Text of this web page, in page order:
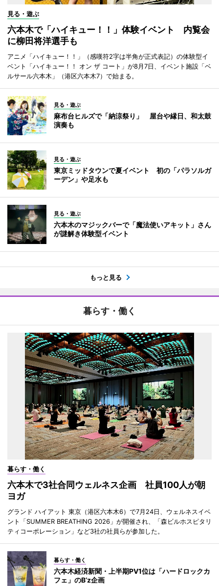
見る・遊ぶ
六本木で「ハイキュー！！」体験イベント 内覧会
に柳田将洋選手も
アニメ「ハイキュー！！」（感嘆符2字は半角が正式表記）の体験型イ
ベント「ハイキュー！！ オン ザ コート」が8月7日、イベント施設「ベ
ルサール六本木」（港区六本木7）で始まる。
見る・遊ぶ
麻布台ヒルズで「納涼祭り」 屋台や縁日、和太鼓
演奏も
見る・遊ぶ
東京ミッドタウンで夏イベント 初の「パラソルガ
ーデン」や足水も
見る・遊ぶ
六本木のマジックバーで「魔法使いアキット」さん
が謎解き体験型イベント
もっと見る
暮らす・働く
暮らす・働く
六本木で3社合同ウェルネス企画 社員100人が朝
ヨガ
グランド ハイアット 東京（港区六本木6）で7月24日、ウェルネスイベ
ント「SUMMER BREATHING 2026」が開催され、「森ビルホスピタリ
ティコーポレーション」など3社の社員らが参加した。
暮らす・働く
六本木経済新聞・上半期PV1位は「ハードロックカ
フェ」のB’z企画